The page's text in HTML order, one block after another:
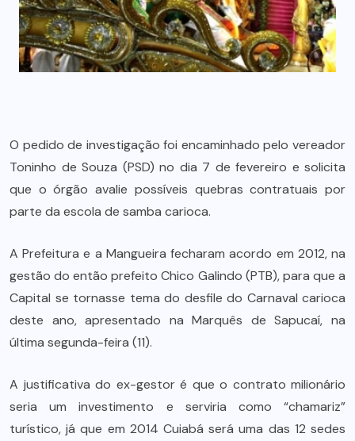
O pedido de investigação foi encaminhado pelo vereador
Toninho de Souza (PSD) no dia 7 de fevereiro e solicita
que o órgão avalie possíveis quebras contratuais por
parte da escola de samba carioca.
A Prefeitura e a Mangueira fecharam acordo em 2012, na
gestão do então prefeito Chico Galindo (PTB), para que a
Capital se tornasse tema do desfile do Carnaval carioca
deste ano, apresentado na Marquês de Sapucaí, na
última segunda-feira (11).
A justificativa do ex-gestor é que o contrato milionário
seria um investimento e serviria como “chamariz”
turístico, já que em 2014 Cuiabá será uma das 12 sedes